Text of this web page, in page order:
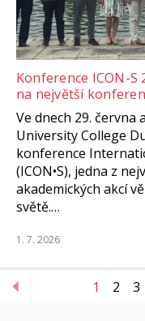
Konference ICON-S
na největší
Ve dnech 29. června
University College
konference
(ICON•S), jedna z
akademických akcí
světě.…
1. 7. 2026
1 2 3